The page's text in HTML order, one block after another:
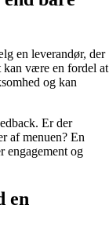
en leverandør, der
være en fordel at
og kan
Er der
af menuen? En
engagement og
en